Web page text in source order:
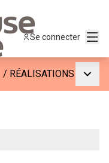
Se connecter
/ RÉALISATIONS